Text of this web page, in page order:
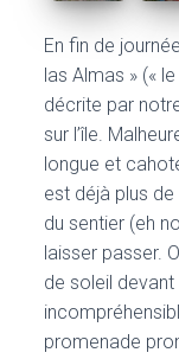
En fin de
las Almas » («
décrite par
sur l’île.
longue et
est déjà plus
du sentier (eh
laisser passer.
de soleil devant
promenade